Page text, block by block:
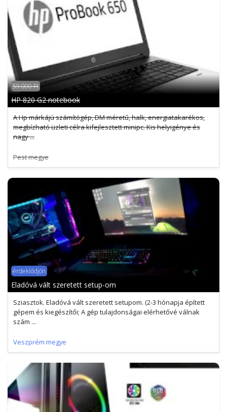
59 000 Ft
HP 820 G2 notebook
A Hp márkájú számítógép, DM méretű, halk, energiatakarékos,
megbízható üzleti célra kifejlesztett minipc. Kis helyigénye és
nagy ...
Pest megye
érdeklődjön
Eladóvá vált szeretett setup-om
Sziasztok. Eladóvá vált szeretett setupom. (2-3 hónapja épített
gépem és kiegészítői; A gép tulajdonságai elérhetővé válnak
szám ...
Veszprém megye